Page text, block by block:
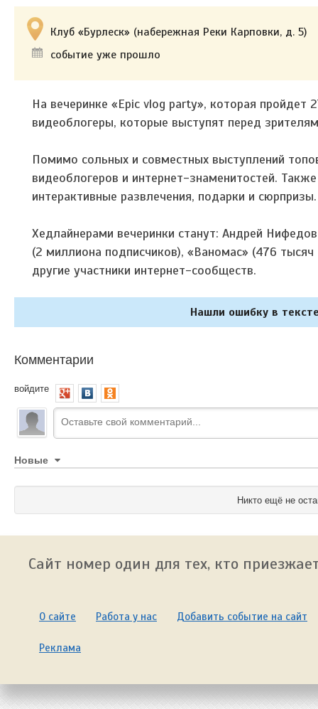
Клуб «Бурлеск» (набережная Реки Карповки, д. 5)
событие уже прошло
На вечеринке «Epic vlog party», которая пройдет
видеоблогеры, которые выступят перед
Помимо сольных и совместных выступлений
видеоблогеров и интернет-знаменитостей.
интерактивные развлечения, подарки и сюрпризы.
Хедлайнерами вечеринки станут: Андрей
(2 миллиона подписчиков), «Ваномас» (476
другие участники интернет-сообществ.
Нашли ошибку в
Комментарии
войдите
Новые
Никто ещё не
Сайт номер один для тех, кто
О сайте Работа у нас Добавить событие на сайт
Реклама